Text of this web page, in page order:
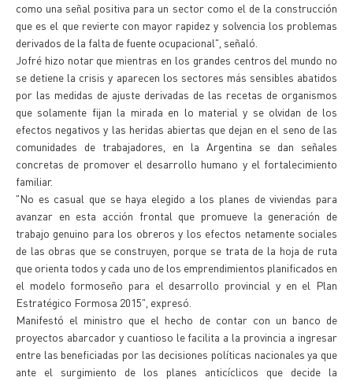
como una señal positiva para un sector como el de la construcción
que es el que revierte con mayor rapidez y solvencia los problemas
derivados de la falta de fuente ocupacional", señaló.
Jofré hizo notar que mientras en los grandes centros del mundo no
se detiene la crisis y aparecen los sectores más sensibles abatidos
por las medidas de ajuste derivadas de las recetas de organismos
que solamente fijan la mirada en lo material y se olvidan de los
efectos negativos y las heridas abiertas que dejan en el seno de las
comunidades de trabajadores, en la Argentina se dan señales
concretas de promover el desarrollo humano y el fortalecimiento
familiar.
"No es casual que se haya elegido a los planes de viviendas para
avanzar en esta acción frontal que promueve la generación de
trabajo genuino para los obreros y los efectos netamente sociales
de las obras que se construyen, porque se trata de la hoja de ruta
que orienta todos y cada uno de los emprendimientos planificados en
el modelo formoseño para el desarrollo provincial y en el Plan
Estratégico Formosa 2015", expresó.
Manifestó el ministro que el hecho de contar con un banco de
proyectos abarcador y cuantioso le facilita a la provincia a ingresar
entre las beneficiadas por las decisiones políticas nacionales ya que
ante el surgimiento de los planes anticíclicos que decide la